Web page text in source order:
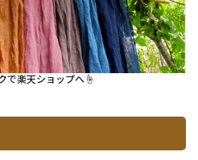
で楽天ショップへ☝︎